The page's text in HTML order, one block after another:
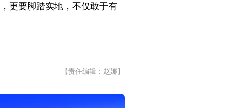
更要脚踏实地，不仅敢于有
【责任编辑：赵娜】